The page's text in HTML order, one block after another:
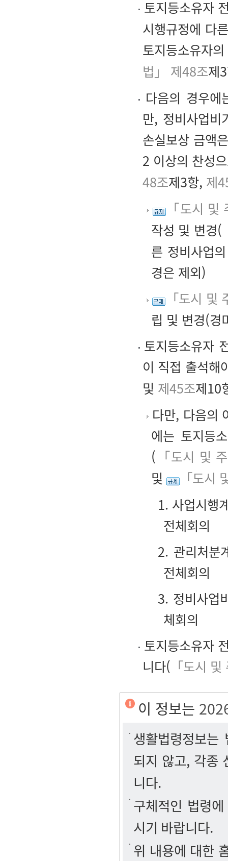
토지등소유자
시행규정에 다
토지등소유자
법」 제48조제
다음의 경우
만, 정비사업
손실보상 금액
2 이상의 찬성
48조제3항, 제
「도시
작성 및 변경(
른 정비사업
경은 제외)
「도시 및
립 및 변경(경
토지등소유자
이 직접 출석해
및 제45조제10
다만, 다음의
에는 토지등
( 「도시 및
및
「도시
1. 사업시행
전체회의
2. 관리처분
전체회의
3. 정비사업
체회의
토지등소유자
니다( 「도시
이 정보는
생활법령정보
되지 않고, 각종
니다.
구체적인 법령
시기 바랍니다.
위 내용에 대한